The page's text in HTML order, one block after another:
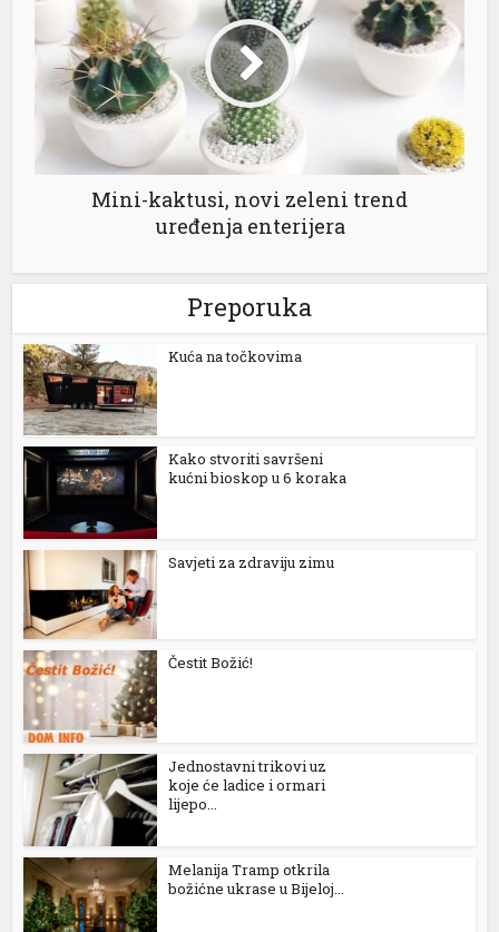
Mini-kaktusi, novi zeleni trend
uređenja enterijera
Preporuka
Kuća na točkovima
Kako stvoriti savršeni
kućni bioskop u 6 koraka
Savjeti za zdraviju zimu
Čestit Božić!
Jednostavni trikovi uz
koje će ladice i ormari
lijepo...
Melanija Tramp otkrila
božićne ukrase u Bijeloj...